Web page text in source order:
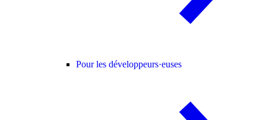
Pour les développeurs·euses